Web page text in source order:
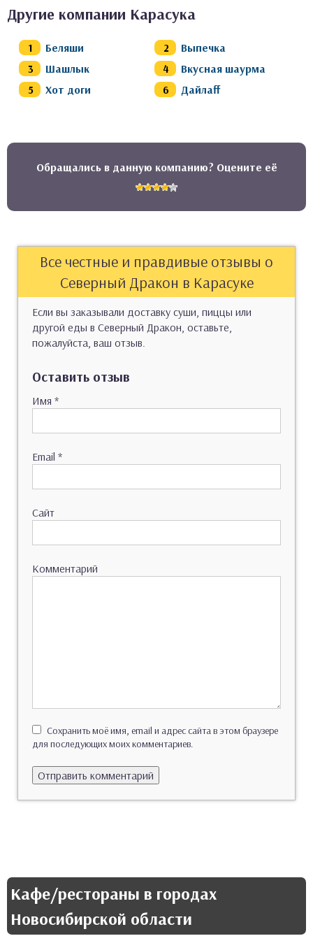
Другие компании Карасука
Беляши
Выпечка
Шашлык
Вкусная шаурма
Хот доги
Дайлаff
Обращались в данную компанию? Оцените её
Все честные и правдивые отзывы о
Северный Дракон в Карасуке
Если вы заказывали доставку суши, пиццы или
другой еды в Северный Дракон, оставьте,
пожалуйста, ваш отзыв.
Оставить отзыв
Имя *
Email *
Сайт
Комментарий
Сохранить моё имя, email и адрес сайта в этом браузере
для последующих моих комментариев.
Кафе/рестораны в городах
Новосибирской области